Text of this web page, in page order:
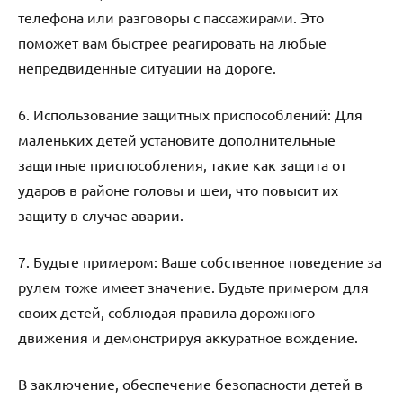
телефона или разговоры с пассажирами. Это
поможет вам быстрее реагировать на любые
непредвиденные ситуации на дороге.
6. Использование защитных приспособлений: Для
маленьких детей установите дополнительные
защитные приспособления, такие как защита от
ударов в районе головы и шеи, что повысит их
защиту в случае аварии.
7. Будьте примером: Ваше собственное поведение за
рулем тоже имеет значение. Будьте примером для
своих детей, соблюдая правила дорожного
движения и демонстрируя аккуратное вождение.
В заключение, обеспечение безопасности детей в